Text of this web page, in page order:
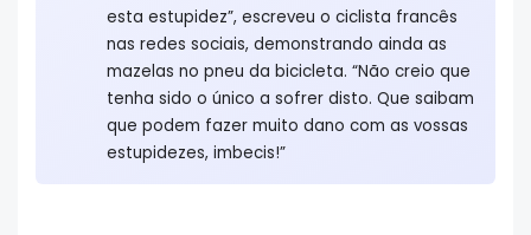
esta estupidez”, escreveu o ciclista francês
nas redes sociais, demonstrando ainda as
mazelas no pneu da bicicleta. “Não creio que
tenha sido o único a sofrer disto. Que saibam
que podem fazer muito dano com as vossas
estupidezes, imbecis!”